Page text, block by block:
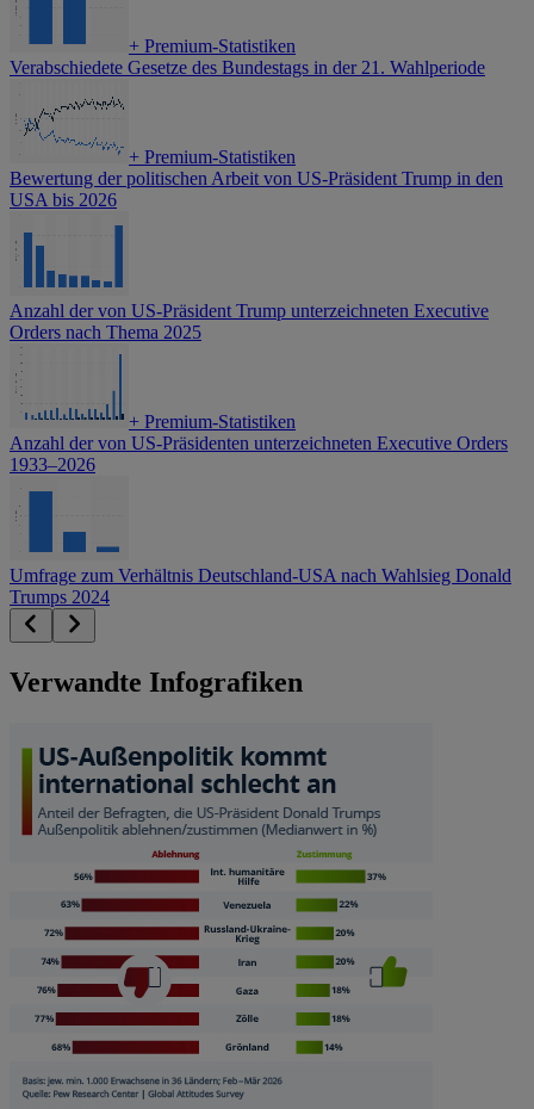
+ Premium-Statistiken
Verabschiedete Gesetze des Bundestags in der 21. Wahlperiode
+ Premium-Statistiken
Bewertung der politischen Arbeit von US-Präsident Trump in den
USA bis 2026
Anzahl der von US-Präsident Trump unterzeichneten Executive
Orders nach Thema 2025
+ Premium-Statistiken
Anzahl der von US-Präsidenten unterzeichneten Executive Orders
1933–2026
Umfrage zum Verhältnis Deutschland-USA nach Wahlsieg Donald
Trumps 2024
Verwandte Infografiken